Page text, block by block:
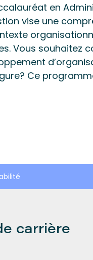
en
vise une
Vous souhaitez
Ce
carrière